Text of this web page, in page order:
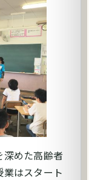
めた高齢者
はスタート